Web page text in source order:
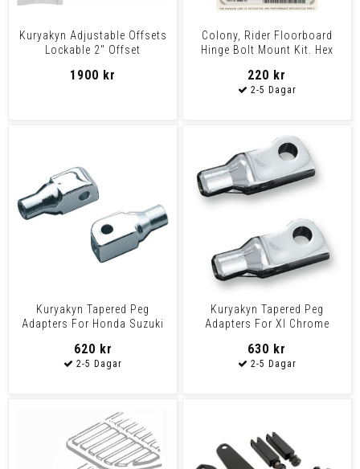
Kuryakyn Adjustable Offsets
Lockable 2" Offset
1900 kr
Colony, Rider Floorboard
Hinge Bolt Mount Kit. Hex
220 kr
Kuryakyn Tapered Peg
Adapters For Honda Suzuki
620 kr
Kuryakyn Tapered Peg
Adapters For Xl Chrome
630 kr